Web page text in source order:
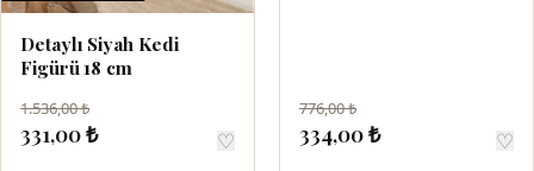
Detaylı Siyah Kedi
Figürü 18 cm
1.536,00 ₺
331,00 ₺ ♡
776,00 ₺
334,00 ₺ ♡